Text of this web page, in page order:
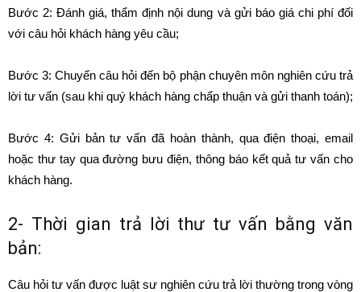
Bước 2: Đánh giá, thẩm định nội dung và gửi báo giá chi phí đối
với câu hỏi khách hàng yêu cầu;
Bước 3: Chuyển câu hỏi đến bộ phận chuyên môn nghiên cứu trả
lời tư vấn (sau khi quý khách hàng chấp thuận và gửi thanh toán);
Bước 4: Gửi bản tư vấn đã hoàn thành, qua điện thoại, email
hoặc thư tay qua đường bưu điện, thông báo kết quả tư vấn cho
khách hàng.
2- Thời gian trả lời thư tư vấn bằng văn
bản:
Câu hỏi tư vấn được luật sư nghiên cứu trả lời thường trong vòng